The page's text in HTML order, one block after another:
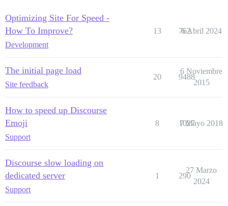
Optimizing Site For Speed -
How To Improve?
Development
13 762
6 Abril 2024
The initial page load
Site feedback
20 9488
6 Noviembre
2015
How to speed up Discourse
Emoji
Support
8 1027
7 Mayo 2018
Discourse slow loading on
dedicated server
Support
1 290
27 Marzo
2024